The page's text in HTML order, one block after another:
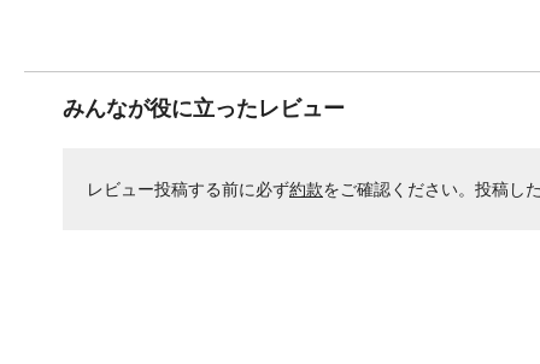
みんなが役に立ったレビュー
レビュー投稿する前に必ず約款をご確認ください。投稿し